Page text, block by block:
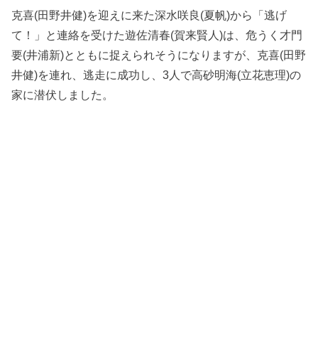
克喜(田野井健)を迎えに来た深水咲良(夏帆)から「逃げ
て！」と連絡を受けた遊佐清春(賀来賢人)は、危うく才門
要(井浦新)とともに捉えられそうになりますが、克喜(田野
井健)を連れ、逃走に成功し、3人で高砂明海(立花恵理)の
家に潜伏しました。